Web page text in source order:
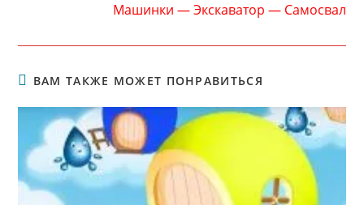
Машинки — Экскаватор — Самосвал
ВАМ ТАКЖЕ МОЖЕТ ПОНРАВИТЬСЯ